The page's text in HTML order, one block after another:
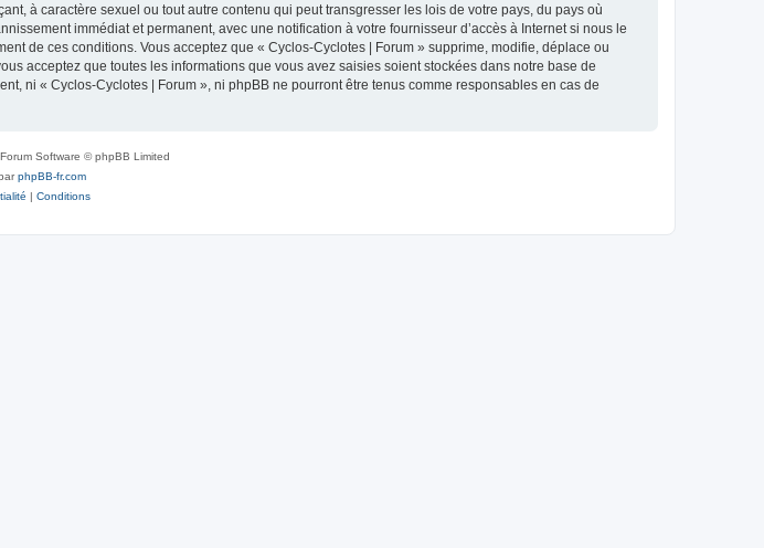
à caractère sexuel ou tout autre contenu qui peut transgresser les lois de votre pays, du pays où
immédiat et permanent, avec une notification à votre fournisseur d’accès à Internet si nous le
de ces conditions. Vous acceptez que « Cyclos-Cyclotes | Forum » supprime, modifie, déplace ou
acceptez que toutes les informations que vous avez saisies soient stockées dans notre base de
ni « Cyclos-Cyclotes | Forum », ni phpBB ne pourront être tenus comme responsables en cas de
Software © phpBB Limited
phpBB-fr.com
| Conditions